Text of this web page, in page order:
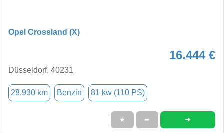
Opel Crossland (X)
16.444 €
Düsseldorf, 40231
28.930 km Benzin 81 kw (110 PS)
★ ➦ ➜